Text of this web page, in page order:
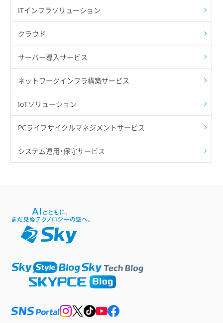
ITインフラソリューション
クラウド
サーバー導入サービス
ネットワークインフラ構築サービス
IoTソリューション
PCライフサイクルマネジメントサービス
システム運用・保守サービス